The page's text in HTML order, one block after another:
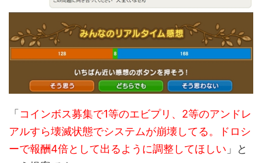
「コインボス募集で1等のエビプリ、2等のアンドレ
アルすら壊滅状態でシステムが崩壊してる。ドロシ
ーで報酬4倍として出るように調整してほしい 」と